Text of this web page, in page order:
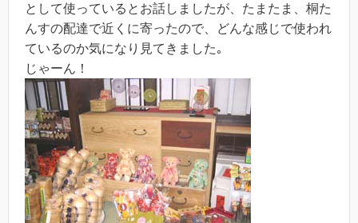
として使っているとお話しましたが、たまたま、桐た
んすの配達で近くに寄ったので、どんな感じで使われ
ているのか気になり見てきました｡
じゃーん！